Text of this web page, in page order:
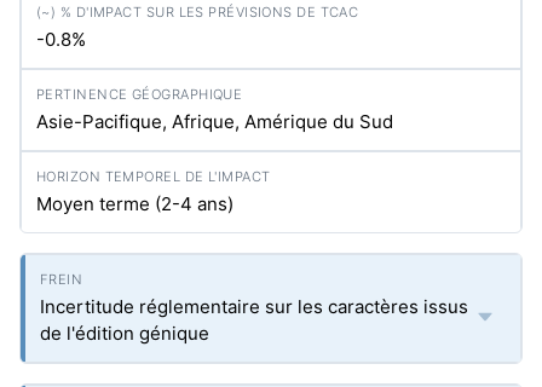
-0.8%
Asie-Pacifique, Afrique, Amérique du Sud
Moyen terme (2-4 ans)
Incertitude réglementaire sur les caractères issus
de l'édition génique